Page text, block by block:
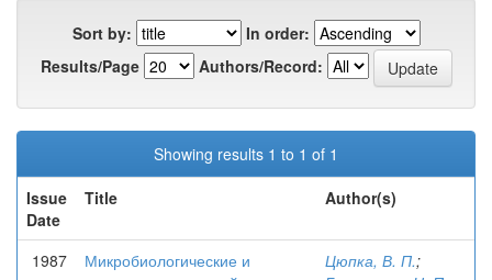
Sort by:
In order:
Results/Page
Authors/Record:
Showing results 1 to 1 of 1
Issue
Date
Title Author(s)
1987
Микробиологические и
Цюпка, В. П.;